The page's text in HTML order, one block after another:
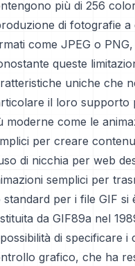
più di 256
di fotografie
come JPEG o
queste
uniche che
il loro supporto
moderne come le
per creare
di nicchia per web
semplici per
standard per i file GIF
da GIF89a nel
di specificare
grafico, che ha